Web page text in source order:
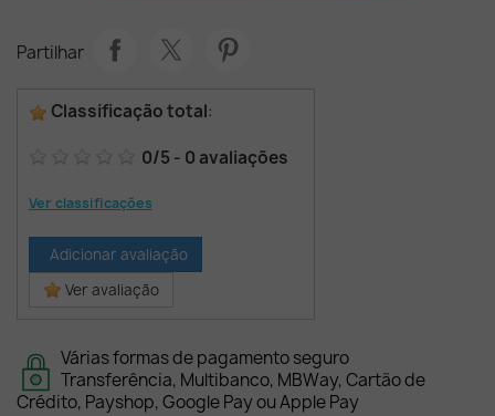
Partilhar
Classificação total:
0/5 - 0 avaliações
Ver classificações
Adicionar avaliação
Ver avaliação
Várias formas de pagamento seguro
Transferência, Multibanco, MBWay, Cartão de
Crédito, Payshop, Google Pay ou Apple Pay